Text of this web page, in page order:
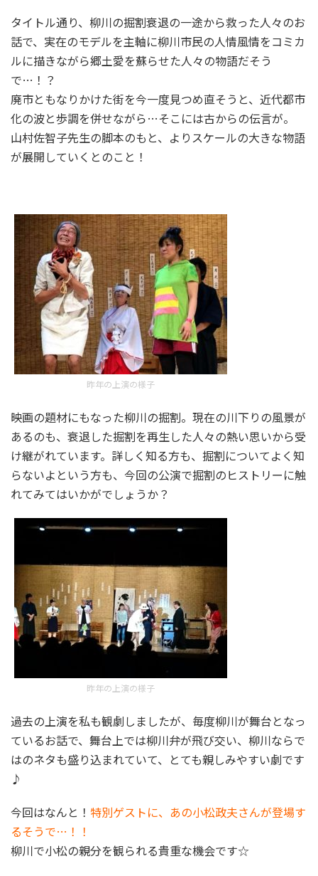
タイトル通り、柳川の掘割衰退の一途から救った人々のお
話で、実在のモデルを主軸に柳川市民の人情風情をコミカ
ルに描きながら郷土愛を蘇らせた人々の物語だそう
で…！？
廃市ともなりかけた街を今一度見つめ直そうと、近代都市
化の波と歩調を併せながら…そこには古からの伝言が。
山村佐智子先生の脚本のもと、よりスケールの大きな物語
が展開していくとのこと！
昨年の上演の様子
映画の題材にもなった柳川の掘割。現在の川下りの風景が
あるのも、衰退した掘割を再生した人々の熱い思いから受
け継がれています。詳しく知る方も、掘割についてよく知
らないよという方も、今回の公演で掘割のヒストリーに触
れてみてはいかがでしょうか？
昨年の上演の様子
過去の上演を私も観劇しましたが、毎度柳川が舞台となっ
ているお話で、舞台上では柳川弁が飛び交い、柳川ならで
はのネタも盛り込まれていて、とても親しみやすい劇です
♪
今回はなんと！ 特別ゲストに、あの小松政夫さんが登場す
るそうで…！！
柳川で小松の親分を観られる貴重な機会です☆